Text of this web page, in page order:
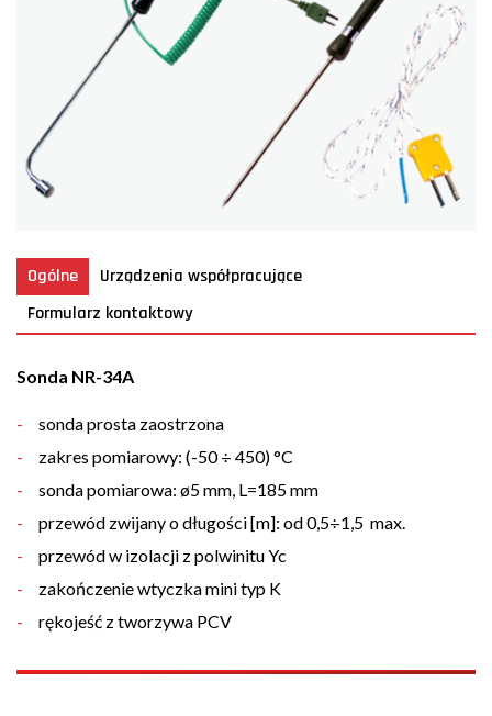
Ogólne
Urządzenia współpracujące
Formularz kontaktowy
Sonda NR-34A
sonda prosta zaostrzona
zakres pomiarowy: (-50 ÷ 450) °C
sonda pomiarowa: ø5 mm, L=185 mm
przewód zwijany o długości [m]: od 0,5÷1,5 max.
przewód w izolacji z polwinitu Yc
zakończenie wtyczka mini typ K
rękojeść z tworzywa PCV